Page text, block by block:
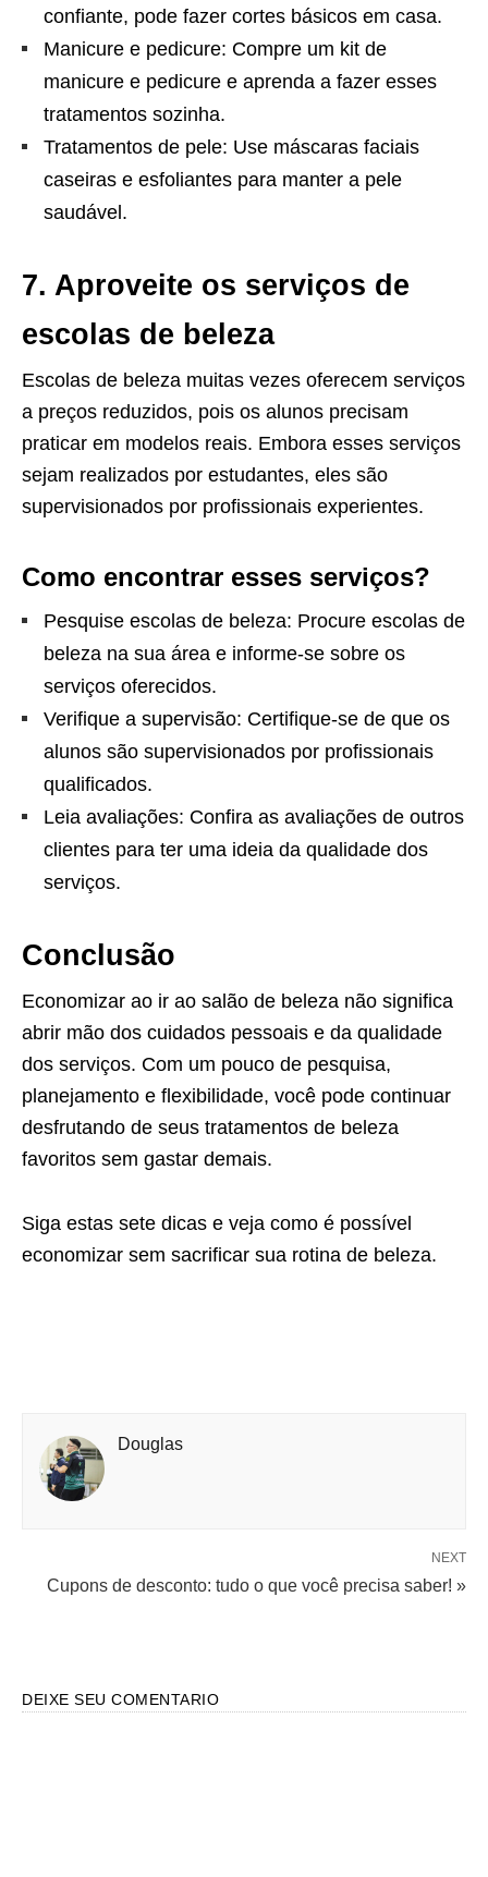
confiante, pode fazer cortes básicos em casa.
Manicure e pedicure: Compre um kit de
manicure e pedicure e aprenda a fazer esses
tratamentos sozinha.
Tratamentos de pele: Use máscaras faciais
caseiras e esfoliantes para manter a pele
saudável.
7. Aproveite os serviços de
escolas de beleza
Escolas de beleza muitas vezes oferecem serviços
a preços reduzidos, pois os alunos precisam
praticar em modelos reais. Embora esses serviços
sejam realizados por estudantes, eles são
supervisionados por profissionais experientes.
Como encontrar esses serviços?
Pesquise escolas de beleza: Procure escolas de
beleza na sua área e informe-se sobre os
serviços oferecidos.
Verifique a supervisão: Certifique-se de que os
alunos são supervisionados por profissionais
qualificados.
Leia avaliações: Confira as avaliações de outros
clientes para ter uma ideia da qualidade dos
serviços.
Conclusão
Economizar ao ir ao salão de beleza não significa
abrir mão dos cuidados pessoais e da qualidade
dos serviços. Com um pouco de pesquisa,
planejamento e flexibilidade, você pode continuar
desfrutando de seus tratamentos de beleza
favoritos sem gastar demais.
Siga estas sete dicas e veja como é possível
economizar sem sacrificar sua rotina de beleza.
Douglas
NEXT
Cupons de desconto: tudo o que você precisa saber! »
DEIXE SEU COMENTARIO